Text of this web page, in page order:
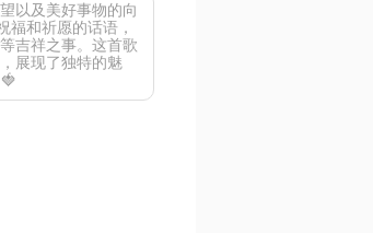
以及美好事物的向
福和祈愿的话语，
吉祥之事。这首歌
展现了独特的魅